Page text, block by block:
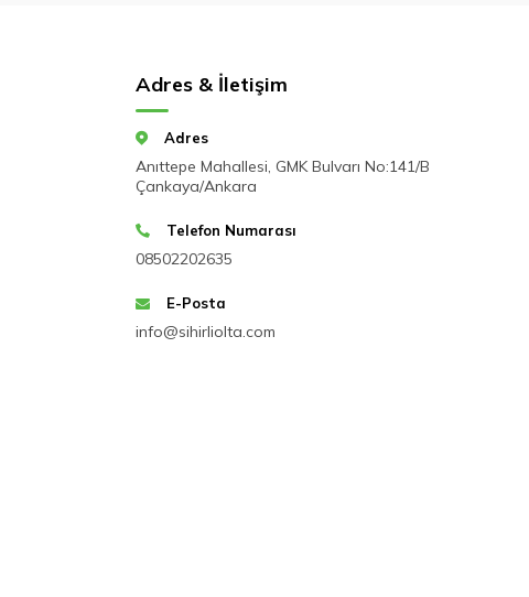
Adres & İletişim
Adres
Anıttepe Mahallesi, GMK Bulvarı No:141/B
Çankaya/Ankara
Telefon Numarası
08502202635
E-Posta
info@sihirliolta.com